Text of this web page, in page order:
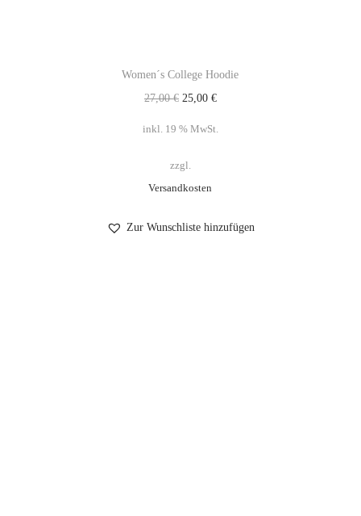
Women´s College Hoodie
27,00€ 25,00 €
inkl. 19 % MwSt.
zzgl.
Versandkosten
Zur Wunschliste hinzufügen